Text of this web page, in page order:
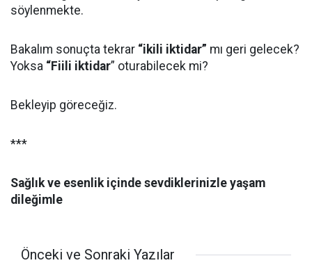
söylenmekte.
Bakalım sonuçta tekrar “ikili iktidar” mı geri gelecek?
Yoksa “Fiili iktidar” oturabilecek mi?
Bekleyip göreceğiz.
***
Sağlık ve esenlik içinde sevdiklerinizle yaşam
dileğimle
Önceki ve Sonraki Yazılar